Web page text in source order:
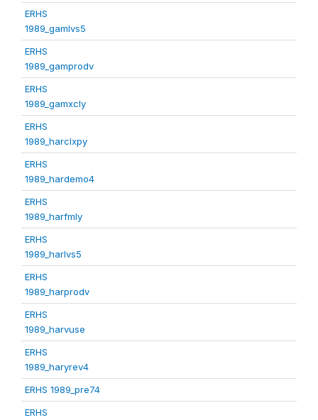
ERHS
1989_gamlvs5
ERHS
1989_gamprodv
ERHS
1989_gamxcly
ERHS
1989_harclxpy
ERHS
1989_hardemo4
ERHS
1989_harfmly
ERHS
1989_harlvs5
ERHS
1989_harprodv
ERHS
1989_harvuse
ERHS
1989_haryrev4
ERHS 1989_pre74
ERHS